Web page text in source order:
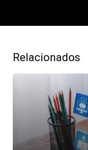
Relacionados